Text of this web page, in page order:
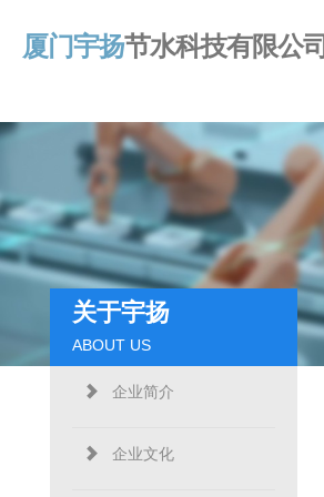
厦门宇扬节水科技有限公司
关于宇扬
ABOUT US
企业简介
企业文化